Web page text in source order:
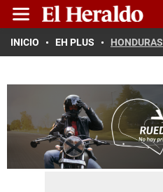
INICIO EH PLUS HONDURAS